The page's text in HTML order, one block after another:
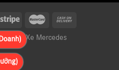
Giá Xe Mercedes